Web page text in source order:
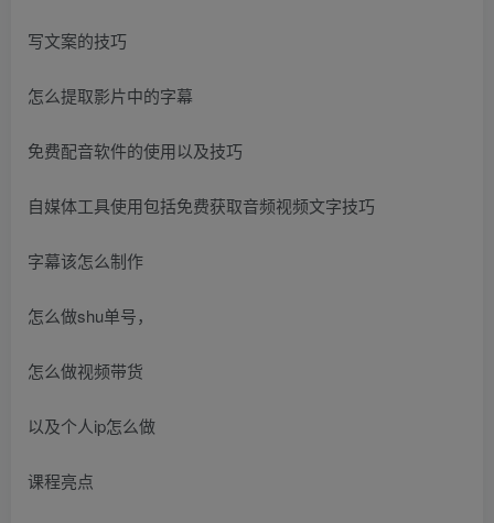
写文案的技巧
怎么提取影片中的字幕
免费配音软件的使用以及技巧
自媒体工具使用包括免费获取音频视频文字技巧
字幕该怎么制作
怎么做shu单号，
怎么做视频带货
以及个人ip怎么做
课程亮点